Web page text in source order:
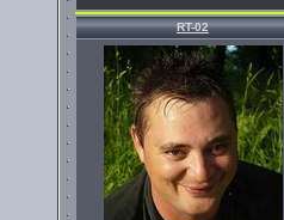
RT-02